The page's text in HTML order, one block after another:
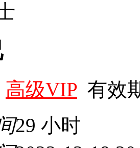
高级VIP 有效
29 小时